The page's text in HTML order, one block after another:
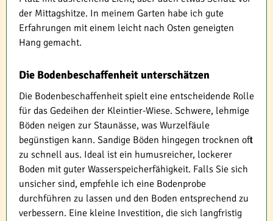
der Mittagshitze. In meinem Garten habe ich gute
Erfahrungen mit einem leicht nach Osten geneigten
Hang gemacht.
Die Bodenbeschaffenheit unterschätzen
Die Bodenbeschaffenheit spielt eine entscheidende Rolle
für das Gedeihen der Kleintier-Wiese. Schwere, lehmige
Böden neigen zur Staunässe, was Wurzelfäule
begünstigen kann. Sandige Böden hingegen trocknen oft
zu schnell aus. Ideal ist ein humusreicher, lockerer
Boden mit guter Wasserspeicherfähigkeit. Falls Sie sich
unsicher sind, empfehle ich eine Bodenprobe
durchführen zu lassen und den Boden entsprechend zu
verbessern. Eine kleine Investition, die sich langfristig